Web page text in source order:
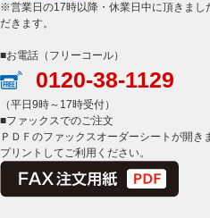
※営業日の17時以降・休業日中に頂きまし
だきます。
■お電話（フリーコール）
0120-38-1129
（平日9時～17時受付）
■ファックスでのご注文
ＰＤＦのファックスオーダーシートが開き
プリントしてご利用ください。